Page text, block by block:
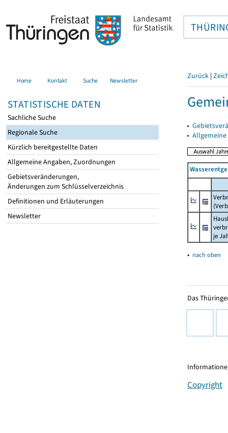
Home Kontakt Suche Newsletter
STATISTISCHE DATEN
Sachliche Suche
Regionale Suche
Kürzlich bereitgestellte Daten
Allgemeine Angaben, Zuordnungen
Gebietsveränderungen,
Änderungen zum Schlüsselverzeichnis
Definitionen und Erläuterungen
Newsletter
Zurück |
▸
▸
je
▴ nach oben
Das
Copyright